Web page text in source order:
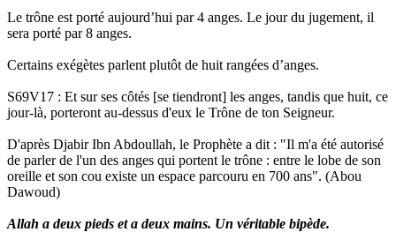
Le trône est porté aujourd’hui par 4 anges. Le jour du jugement, il
sera porté par 8 anges.
Certains exégètes parlent plutôt de huit rangées d’anges.
S69V17 : Et sur ses côtés [se tiendront] les anges, tandis que huit, ce
jour-là, porteront au-dessus d'eux le Trône de ton Seigneur.
D'après Djabir Ibn Abdoullah, le Prophète a dit : "Il m'a été autorisé
de parler de l'un des anges qui portent le trône : entre le lobe de son
oreille et son cou existe un espace parcouru en 700 ans". (Abou
Dawoud)
Allah a deux pieds et a deux mains. Un véritable bipède.